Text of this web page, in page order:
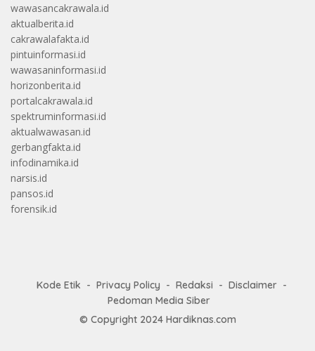
wawasancakrawala.id
aktualberita.id
cakrawalafakta.id
pintuinformasi.id
wawasaninformasi.id
horizonberita.id
portalcakrawala.id
spektruminformasi.id
aktualwawasan.id
gerbangfakta.id
infodinamika.id
narsis.id
pansos.id
forensik.id
Kode Etik Privacy Policy Redaksi
Disclaimer
Pedoman Media Siber
© Copyright 2024 Hardiknas.com